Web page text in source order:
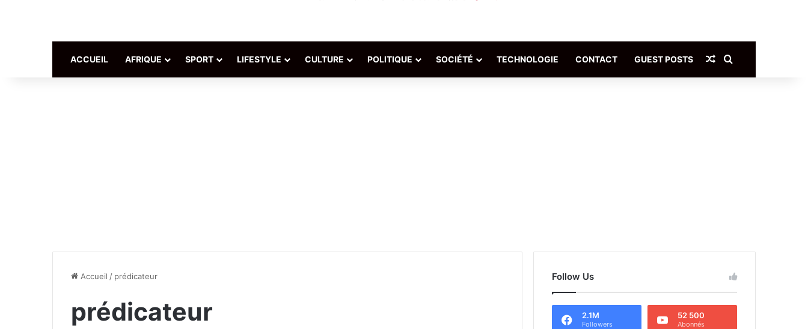
ACCUEIL AFRIQUE SPORT LIFESTYLE CULTURE POLITIQUE SOCIÉTÉ TECHNOLOGIE CONTACT GUEST POSTS Article Aléatoire
Accueil / prédicateur
prédicateur
Follow Us
2.1M
Followers
52 500
Abonnés